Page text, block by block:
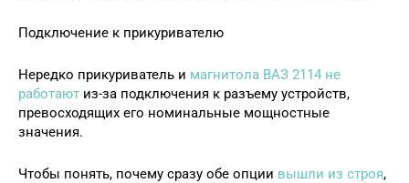
Подключение к прикуривателю
Нередко прикуриватель и магнитола ВАЗ 2114 не
работают из-за подключения к разъему устройств,
превосходящих его номинальные мощностные
значения.
Чтобы понять, почему сразу обе опции вышли из строя,